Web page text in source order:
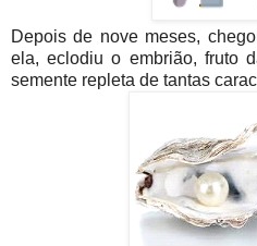
Depois de nove meses,
ela, eclodiu o embrião, fruto
semente repleta de tantas